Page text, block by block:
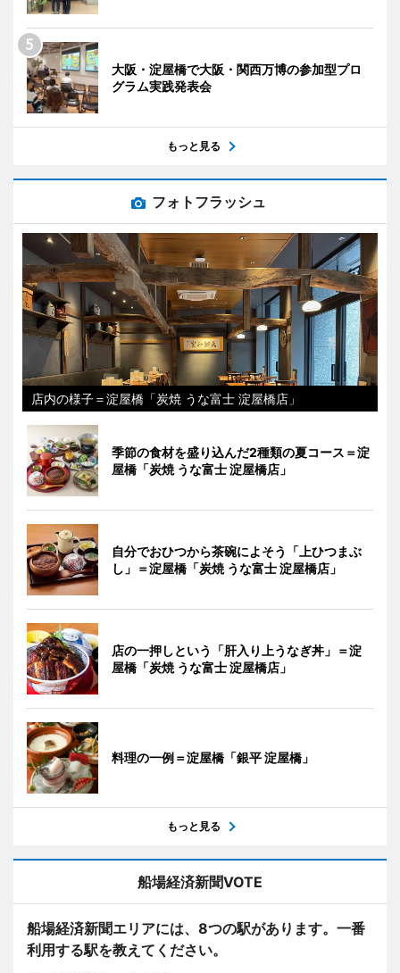
大阪・淀屋橋で大阪・関西万博の参加型プロ
グラム実践発表会
もっと見る
フォトフラッシュ
店内の様子＝淀屋橋「炭焼 うな富士 淀屋橋店」
季節の食材を盛り込んだ2種類の夏コース＝淀
屋橋「炭焼 うな富士 淀屋橋店」
自分でおひつから茶碗によそう「上ひつまぶ
し」＝淀屋橋「炭焼 うな富士 淀屋橋店」
店の一押しという「肝入り上うなぎ丼」＝淀
屋橋「炭焼 うな富士 淀屋橋店」
料理の一例＝淀屋橋「銀平 淀屋橋」
もっと見る
船場経済新聞VOTE
船場経済新聞エリアには、8つの駅があります。一番
利用する駅を教えてください。